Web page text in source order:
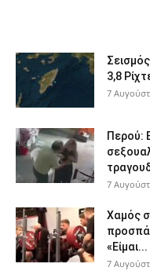
3,8
7
Περού:
7
Χαμός
«Είμαι...
7